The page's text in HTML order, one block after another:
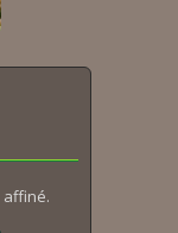
affiné.